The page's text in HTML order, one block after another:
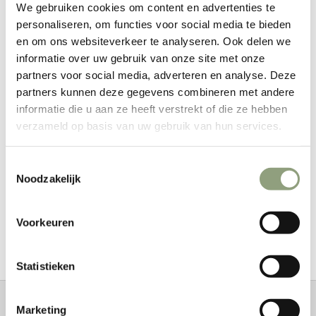
We gebruiken cookies om content en advertenties te
personaliseren, om functies voor social media te bieden
en om ons websiteverkeer te analyseren. Ook delen we
informatie over uw gebruik van onze site met onze
partners voor social media, adverteren en analyse. Deze
partners kunnen deze gegevens combineren met andere
informatie die u aan ze heeft verstrekt of die ze hebben
verzameld op basis van uw gebruik van hun services.
Noodzakelijk
Voorkeuren
Statistieken
Marketing
TOEVOEGEN AAN WINKELWAGEN
Meer betalingsopties
De Petromax D ring en de Helko werk HUDSON BAY
CAMP HATCHET.
chainsaw.Outback delights.